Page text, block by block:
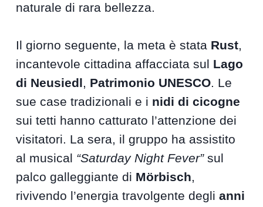
naturale di rara bellezza.
Il giorno seguente, la meta è stata Rust,
incantevole cittadina affacciata sul Lago
di Neusiedl, Patrimonio UNESCO. Le
sue case tradizionali e i nidi di cicogne
sui tetti hanno catturato l’attenzione dei
visitatori. La sera, il gruppo ha assistito
al musical “Saturday Night Fever”sul
palco galleggiante di Mörbisch,
rivivendo l’energia travolgente deglianni